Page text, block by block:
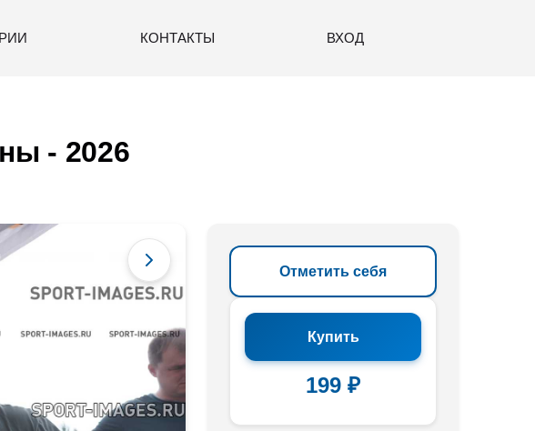
КОНТАКТЫ ВХОД
- 2026
Отметить себя
Купить
199 ₽